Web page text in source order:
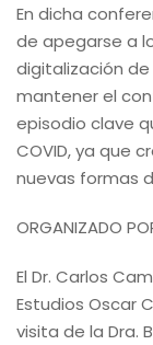
En dicha
de apegarse a
digitalización
mantener el
episodio clave
COVID, ya que
nuevas formas
ORGANIZADO
El Dr. Carlos
Estudios Oscar
visita de la Dra.